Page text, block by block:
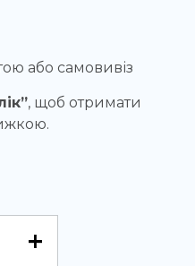
або самовивіз
, щоб отримати